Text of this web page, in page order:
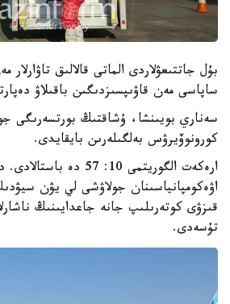
بۇل جاتتىعۋلاردى الماتى قالالىق تاۋارلار
ساپاسى مەن قاۋىپسىزدىگىن باقىلاۋ
سەناري بويىنشا، ۇشاقتىڭ بورتسەرىگى
كورونوۆيرۋس بەلگىلەرىن بايقايدى.
اۋەكومپانياسىنان جولاۋشى لي يۋن
قىزۋى كوتەرىلىپ جانە جاعدايىنىڭ
تۇسەدى.